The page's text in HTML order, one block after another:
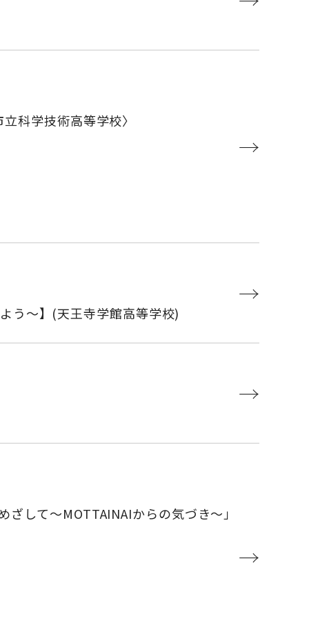
科学技術高等学校〉
→
う～】(天王寺学館高等学校)
→
→
して～MOTTAINAIからの気づき～」
→